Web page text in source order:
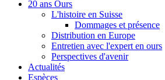
20 ans Ours
L'histoire en Suisse
Dommages et présence
Distribution en Europe
Entretien avec l'expert en ours
Perspectives d'avenir
Actualités
Espèces